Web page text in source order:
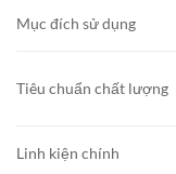
Mục đích sử dụng
Tiêu chuẩn chất lượng
Linh kiện chính